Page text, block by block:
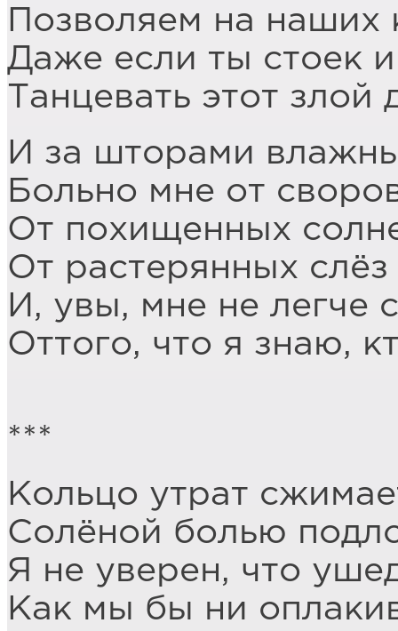
Позволяем на наших
Даже если ты стоек
Танцевать этот злой
И за шторами
Больно мне от
От похищенных
От растерянных слёз
И, увы, мне не легче
Оттого, что я знаю,
***
Кольцо утрат
Солёной болью
Я не уверен, что
Как мы бы ни